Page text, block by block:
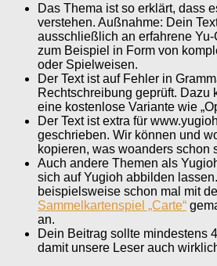
Das Thema ist so erklärt, dass
verstehen. Außnahme: Dein
ausschließlich an erfahrene Yu-
zum Beispiel in Form von
oder Spielweisen.
Der Text ist auf Fehler in
Rechtschreibung geprüft. Dazu
eine kostenlose Variante wie
Der Text ist extra für
geschrieben. Wir können und
kopieren, was woanders schon
Auch andere Themen als
sich auf Yugioh abbilden
beispielsweise schon mal mit
Sammelkartenspiel „Carte“
an.
Dein Beitrag sollte mindestens
damit unsere Leser auch